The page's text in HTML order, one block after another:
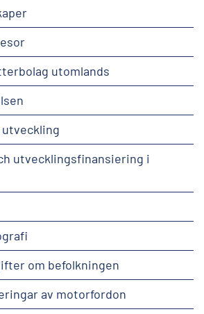
utomlands
utveckling
utvecklingsfinansiering i
om befolkningen
av motorfordon